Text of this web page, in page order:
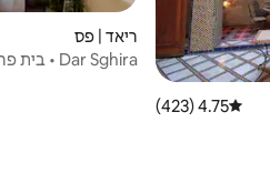
דירוג ממוצע של 4.75 מתוך 5, 423 ביקורות
4.75 (423)
ריאד | פס
Dar Sghira • בית פרטי • גג • מדינה